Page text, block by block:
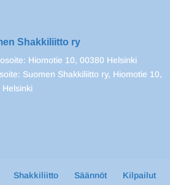
Shakkiliitto ry
Hiomotie 10, 00380 Helsinki
Suomen Shakkiliitto ry, Hiomotie 10,
Helsinki
Shakkiliitto Säännöt Kilpailut